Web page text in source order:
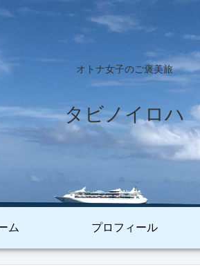
オトナ女子のご褒美旅
タビノイロハ
ム プロフィール